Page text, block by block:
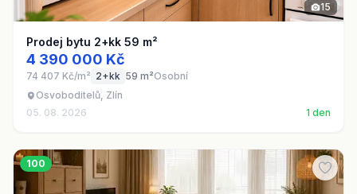
15
Prodej bytu 2+kk 59 m²
4 390 000 Kč
74 407 Kč/m² 2+kk 59 m²Osobní
Osvoboditelů, Zlín
05. 08. 2026
1 den
100